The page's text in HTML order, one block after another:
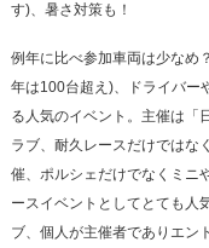
す)、暑さ対策も！
例年に比べ参加車両は少なめ
年は100台超え)、ドライバー
る人気のイベント。主催は「
ラブ、耐久レースだけではな
催、ポルシェだけでなくミニ
ースイベントとしてとても人
ブ、個人が主催者でありエン